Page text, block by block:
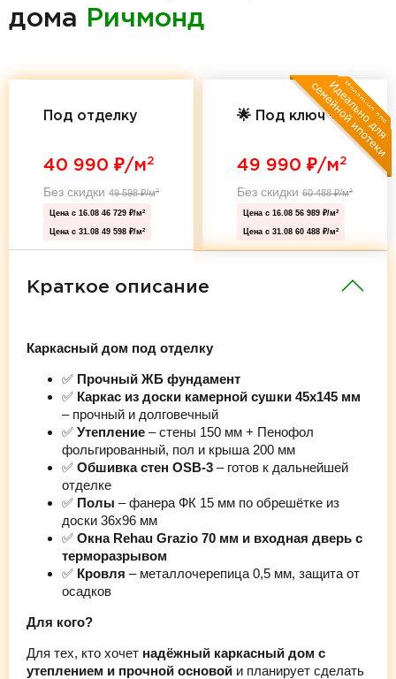
дома
Ричмонд
Под отделку
40 990 ₽/м2
Без скидки 49 598₽/м2
Цена с 16.08 46 729 ₽/м2
Цена с 31.08 49 598 ₽/м2
🌟 Под ключ 🌟
49 990 ₽/м2
Без скидки 60 488₽/м2
Цена с 16.08 56 989 ₽/м2
Цена с 31.08 60 488 ₽/м2
Краткое описание
Каркасный дом под отделку
✅ Прочный ЖБ фундамент
✅ Каркас из доски камерной сушки 45х145 мм
– прочный и долговечный
✅ Утепление – стены 150 мм + Пенофол
фольгированный, пол и крыша 200 мм
✅ Обшивка стен OSB-3 – готов к дальнейшей
отделке
✅ Полы – фанера ФК 15 мм по обрешётке из
доски 36х96 мм
✅ Окна Rehau Grazio 70 мм и входная дверь с
терморазрывом
✅ Кровля – металлочерепица 0,5 мм, защита от
осадков
Для кого?
Для тех, кто хочет надёжный каркасный дом с
утеплением и прочной основой и планирует сделать